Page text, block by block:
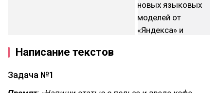
Написание текстов
Задача №1